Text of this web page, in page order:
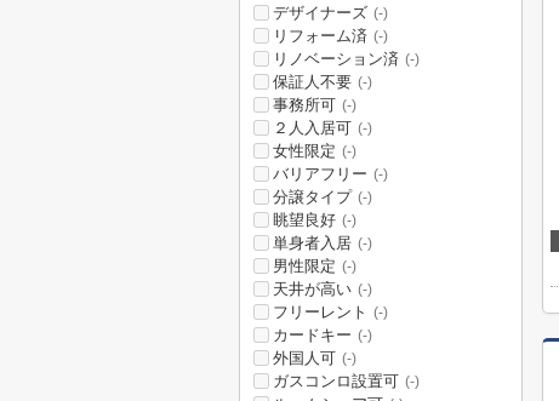
デザイナーズ (-)
リフォーム済 (-)
リノベーション済 (-)
保証人不要 (-)
事務所可 (-)
２人入居可 (-)
女性限定 (-)
バリアフリー (-)
分譲タイプ (-)
眺望良好 (-)
単身者入居 (-)
男性限定 (-)
天井が高い (-)
フリーレント (-)
カードキー (-)
外国人可 (-)
ガスコンロ設置可 (-)